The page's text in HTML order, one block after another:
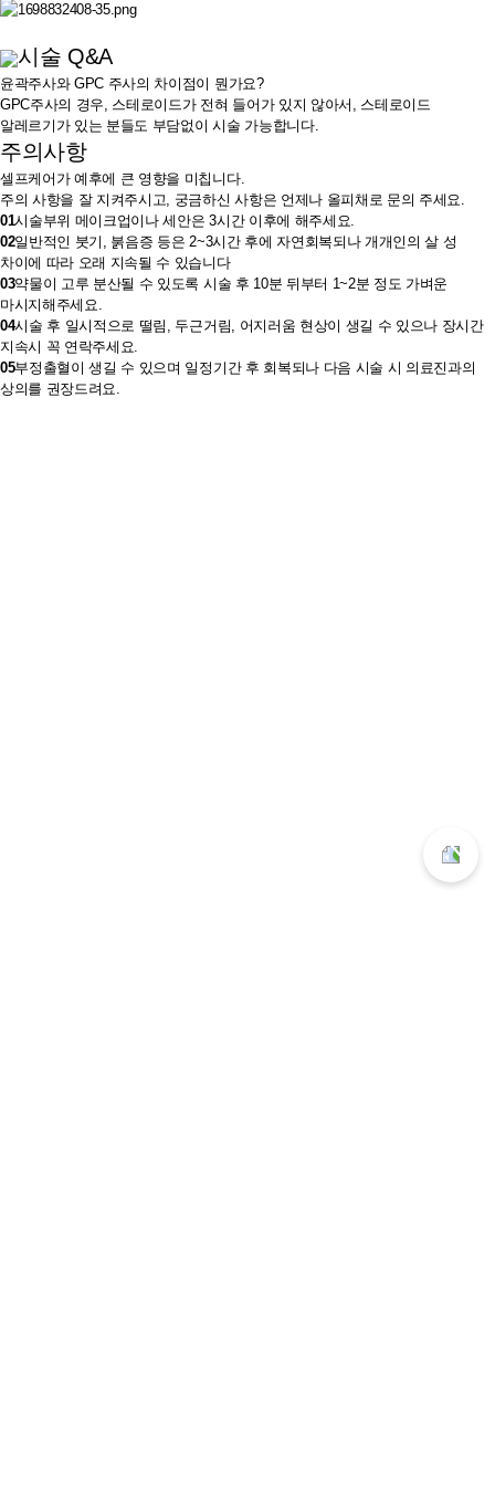
시술 Q&A
윤곽주사와 GPC 주사의 차이점이 뭔가요?
GPC주사의 경우, 스테로이드가 전혀 들어가 있지 않아서, 스테로이드
알레르기가 있는 분들도 부담없이 시술 가능합니다.
주의사항
셀프케어가 예후에 큰 영향을 미칩니다.
주의 사항을 잘 지켜주시고, 궁금하신 사항은 언제나 올피채로 문의 주세요.
01시술부위 메이크업이나 세안은 3시간 이후에 해주세요.
02일반적인 붓기, 붉음증 등은 2~3시간 후에 자연회복되나 개개인의 살 성
차이에 따라 오래 지속될 수 있습니다
03약물이 고루 분산될 수 있도록 시술 후 10분 뒤부터 1~2분 정도 가벼운
마시지해주세요.
04시술 후 일시적으로 떨림, 두근거림, 어지러움 현상이 생길 수 있으나 장시간
지속시 꼭 연락주세요.
05부정출혈이 생길 수 있으며 일정기간 후 회복되나 다음 시술 시 의료진과의
상의를 권장드려요.